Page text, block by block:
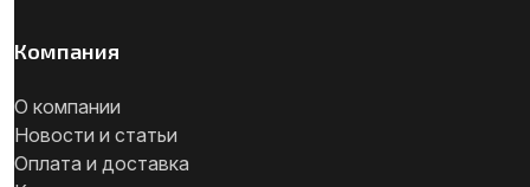
Компания
О компании
Новости и статьи
Оплата и доставка